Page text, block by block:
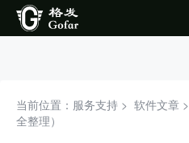
当前位置：服务支持 > 软件文章 >
全整理）